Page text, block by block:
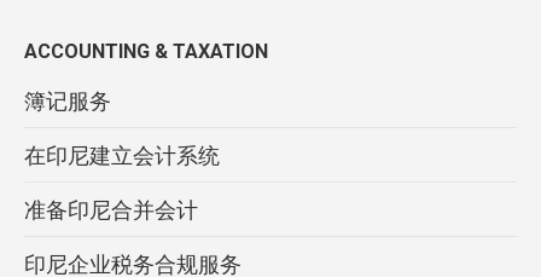
ACCOUNTING & TAXATION
簿记服务
在印尼建立会计系统
准备印尼合并会计
印尼企业税务合规服务